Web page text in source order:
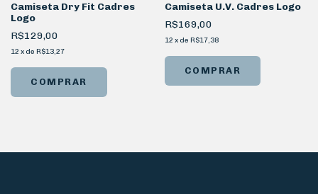
Camiseta Dry Fit Cadres
Logo
R$129,00
12 x de R$13,27
COMPRAR
Camiseta U.V. Cadres Logo
R$169,00
12 x de R$17,38
COMPRAR